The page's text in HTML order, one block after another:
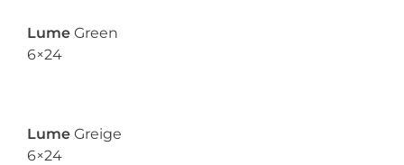
Lume Green
6×24
Lume Greige
6×24